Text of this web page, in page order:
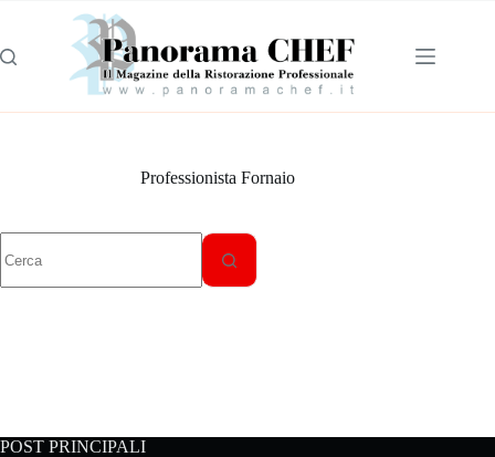
Professionista Fornaio
POST PRINCIPALI